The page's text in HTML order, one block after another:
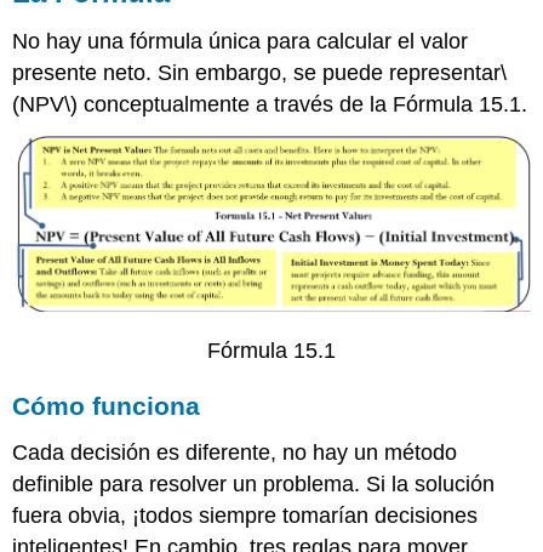
No hay una fórmula única para calcular el valor
presente neto. Sin embargo, se puede representar\
(NPV\) conceptualmente a través de la Fórmula 15.1.
Fórmula 15.1
Cómo funciona
Cada decisión es diferente, no hay un método
definible para resolver un problema. Si la solución
fuera obvia, ¡todos siempre tomarían decisiones
inteligentes! En cambio, tres reglas para mover